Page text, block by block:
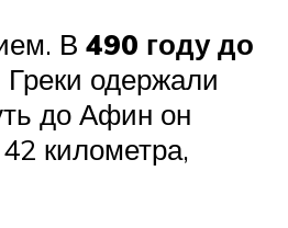
В 490 году до
одержали
до Афин он
километра,